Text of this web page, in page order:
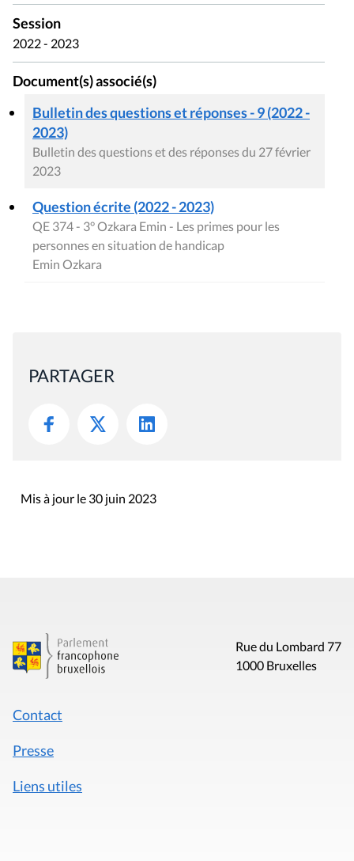
Session
2022 - 2023
Document(s) associé(s)
Bulletin des questions et réponses - 9 (2022 -
2023)
Bulletin des questions et des réponses du 27 février
2023
Question écrite (2022 - 2023)
QE 374 - 3° Ozkara Emin - Les primes pour les
personnes en situation de handicap
Emin Ozkara
PARTAGER
Mis à jour le 30 juin 2023
Rue du Lombard 77
1000 Bruxelles
Contact
Presse
Liens utiles